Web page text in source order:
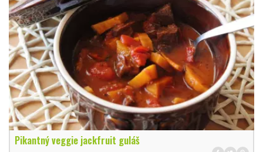
Pikantný veggie jackfruit guláš